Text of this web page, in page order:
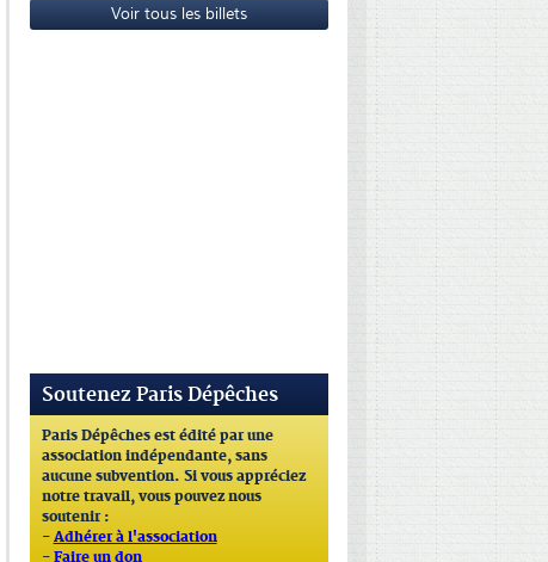
Voir tous les billets
Soutenez Paris Dépêches
Paris Dépêches est édité par une
association indépendante, sans
aucune subvention. Si vous appréciez
notre travail, vous pouvez nous
soutenir :
- Adhérer à l'association